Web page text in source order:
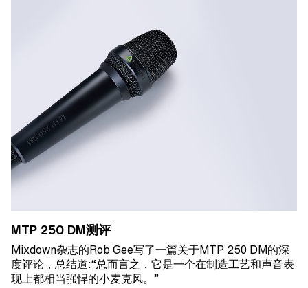
MTP 250 DM测评
Mixdown杂志的Rob Gee写了一篇关于MTP 250 DM的深
度评论，总结道:“总而言之，它是一个在制造工艺和声音表
现上都相当强悍的小麦克风。”